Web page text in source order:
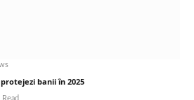
banii în 2025